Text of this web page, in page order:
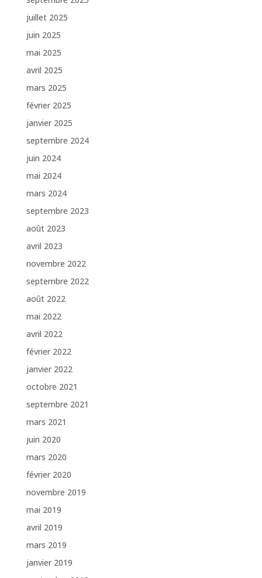
juillet 2025
juin 2025
mai 2025
avril 2025
mars 2025
février 2025
janvier 2025
septembre 2024
juin 2024
mai 2024
mars 2024
septembre 2023
août 2023
avril 2023
novembre 2022
septembre 2022
août 2022
mai 2022
avril 2022
février 2022
janvier 2022
octobre 2021
septembre 2021
mars 2021
juin 2020
mars 2020
février 2020
novembre 2019
mai 2019
avril 2019
mars 2019
janvier 2019